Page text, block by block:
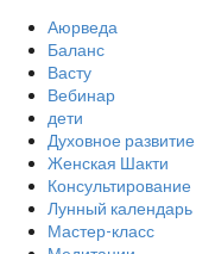
Аюрведа
Баланс
Васту
Вебинар
дети
Духовное развитие
Женская Шакти
Консультирование
Лунный календарь
Мастер-класс